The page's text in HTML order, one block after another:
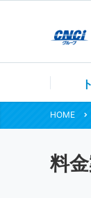
HOME
料